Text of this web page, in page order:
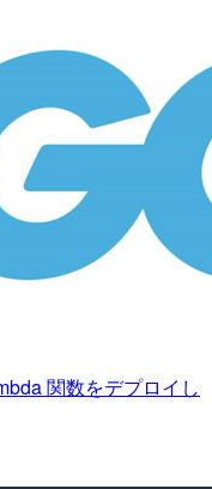
関数をデプロイし